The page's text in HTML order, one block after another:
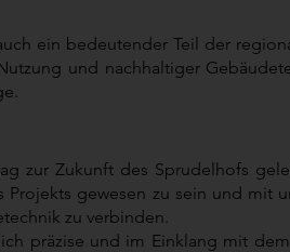
ein bedeutender Teil der
und nachhaltiger
zur Zukunft des Sprudelhofs
Projekts gewesen zu sein und mit
zu verbinden.
präzise und im Einklang mit